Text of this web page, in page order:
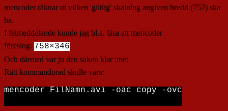
mencoder räknar ut vilken 'giltlig' skalning angiven bredd (757) ska
ha.
I felmeddelande kunde jag bl.a. läsa att mencoder
föreslog: 758×346
Och därmed var ju den saken klar :me:
Rätt kommandorad skulle vara:
mencoder FilNamn.avi -oac copy -ovc xvid -